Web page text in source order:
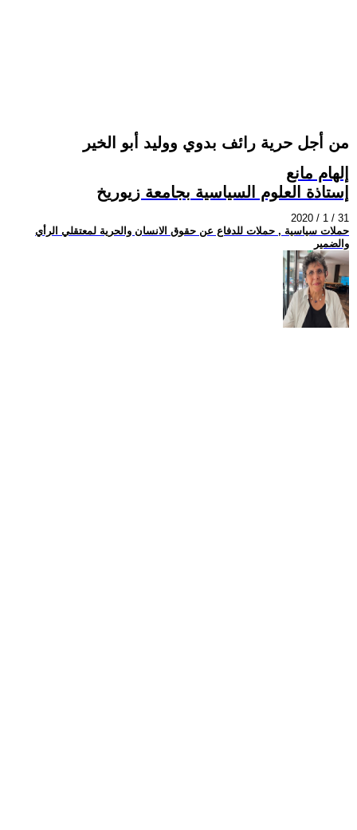
من أجل حرية رائف بدوي ووليد أبو الخير
إلهام مانع
إستاذة العلوم السياسية بجامعة زيوريخ
2020 / 1 / 31
حملات سياسية , حملات للدفاع عن حقوق الانسان والحرية لمعتقلي الرأي
والضمير